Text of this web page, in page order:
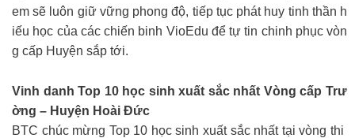
em sẽ luôn giữ vững phong độ, tiếp tục phát huy tinh thần h
iếu học của các chiến binh VioEdu để tự tin chinh phục vòn
g cấp Huyện sắp tới.
Vinh danh Top 10 học sinh xuất sắc nhất Vòng cấp Trư
ờng – Huyện Hoài Đức
BTC chúc mừng Top 10 học sinh xuất sắc nhất tại vòng thi